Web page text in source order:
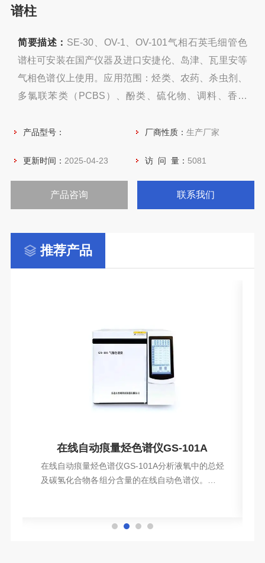
谱柱
简要描述： SE-30、OV-1、OV-101气相石英毛细管色
谱柱可安装在国产仪器及进口安捷伦、岛津、瓦里安等
气相色谱仪上使用。应用范围：烃类、农药、杀虫剂、
多氯联苯类（PCBS）、酚类、硫化物、调料、香精
产品型号： 厂商性质： 生产厂家
更新时间： 2025-04-23 访 问 量： 5081
产品咨询 联系我们
推荐产品
在线自动痕量烃色谱仪GS-101A
在线自动痕量烃色谱仪GS-101A分析液氧中的总烃
及碳氢化合物各组分含量的在线自动色谱仪。它工